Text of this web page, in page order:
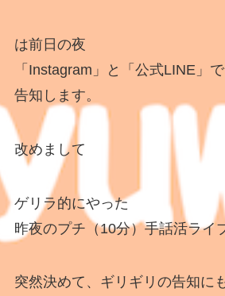
は前日の夜
「Instagram」と「公式LINE」で
告知します。
改めまして
ゲリラ的にやった
昨夜のプチ（10分）手話活ライ
突然決めて、ギリギリの告知に